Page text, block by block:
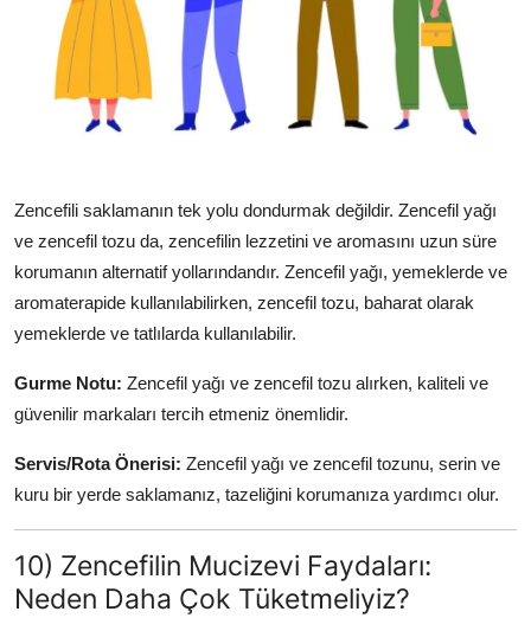
Zencefili saklamanın tek yolu dondurmak değildir. Zencefil yağı
ve zencefil tozu da, zencefilin lezzetini ve aromasını uzun süre
korumanın alternatif yollarındandır. Zencefil yağı, yemeklerde ve
aromaterapide kullanılabilirken, zencefil tozu, baharat olarak
yemeklerde ve tatlılarda kullanılabilir.
Gurme Notu: Zencefil yağı ve zencefil tozu alırken, kaliteli ve
güvenilir markaları tercih etmeniz önemlidir.
Servis/Rota Önerisi: Zencefil yağı ve zencefil tozunu, serin ve
kuru bir yerde saklamanız, tazeliğini korumanıza yardımcı olur.
10) Zencefilin Mucizevi Faydaları:
Neden Daha Çok Tüketmeliyiz?